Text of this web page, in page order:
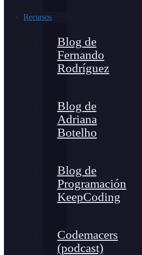
Recursos
Blog de
Fernando
Rodríguez
Blog de
Adriana
Botelho
Blog de
Programación
KeepCoding
Codemacers
(podcast)